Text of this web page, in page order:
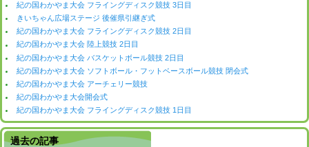
紀の国わかやま大会 フライングディスク競技 3日目
きいちゃん広場ステージ 後催県引継ぎ式
紀の国わかやま大会 フライングディスク競技 2日目
紀の国わかやま大会 陸上競技 2日目
紀の国わかやま大会 バスケットボール競技 2日目
紀の国わかやま大会 ソフトボール・フットベースボール競技 閉会式
紀の国わかやま大会 アーチェリー競技
紀の国わかやま大会開会式
紀の国わかやま大会 フライングディスク競技 1日目
過去の記事